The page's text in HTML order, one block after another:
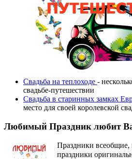
Свадьба на теплоходе -
свадьбе-путешествии
Свадьба в старинных замках
место для своей королевской
Любимый Праздник любит
Праздники всеобщие,
праздники